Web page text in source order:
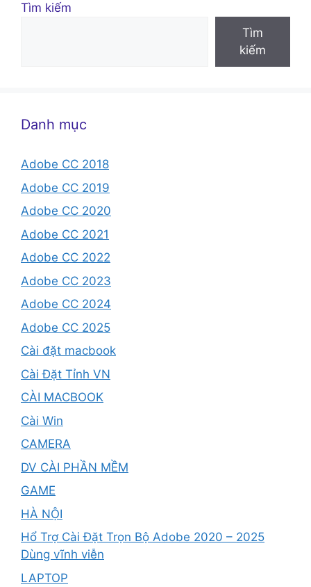
Tìm kiếm
Tìm
kiếm
Danh mục
Adobe CC 2018
Adobe CC 2019
Adobe CC 2020
Adobe CC 2021
Adobe CC 2022
Adobe CC 2023
Adobe CC 2024
Adobe CC 2025
Cài đặt macbook
Cài Đặt Tỉnh VN
CÀI MACBOOK
Cài Win
CAMERA
DV CÀI PHẦN MỀM
GAME
HÀ NỘI
Hổ Trợ Cài Đặt Trọn Bộ Adobe 2020 – 2025
Dùng vĩnh viễn
LAPTOP